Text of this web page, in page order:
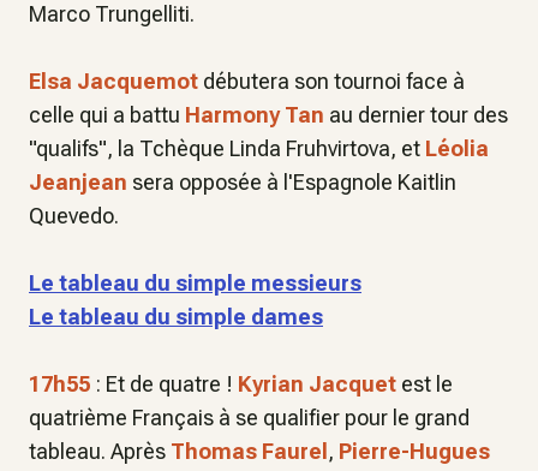
Marco Trungelliti.
Elsa Jacquemot débutera son tournoi face à
celle qui a battu Harmony Tan au dernier tour des
"qualifs", la Tchèque Linda Fruhvirtova, et Léolia
Jeanjean sera opposée à l'Espagnole Kaitlin
Quevedo.
Le tableau du simple messieurs
Le tableau du simple dames
17h55 : Et de quatre ! Kyrian Jacquet est le
quatrième Français à se qualifier pour le grand
tableau. Après Thomas Faurel , Pierre-Hugues